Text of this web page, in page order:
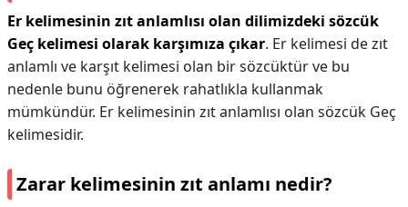
Er kelimesinin zıt anlamlısı olan dilimizdeki sözcük
Geç kelimesi olarak karşımıza çıkar. Er kelimesi de zıt
anlamlı ve karşıt kelimesi olan bir sözcüktür ve bu
nedenle bunu öğrenerek rahatlıkla kullanmak
mümkündür. Er kelimesinin zıt anlamlısı olan sözcük Geç
kelimesidir.
Zarar kelimesinin zıt anlamı nedir?